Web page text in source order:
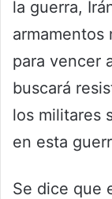
la guerra,
armamentos
para vencer
buscará
los militares
en esta
Se dice que